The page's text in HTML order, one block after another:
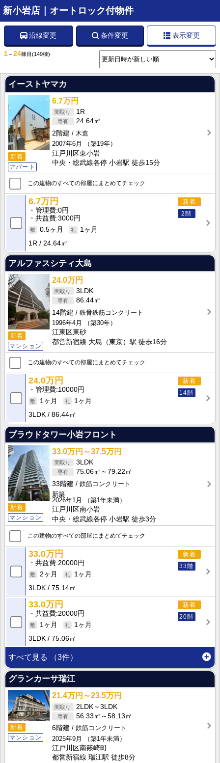
新小岩店｜オートロック付物件
沿線変更 条件変更 表示変更
1～24棟目 (149棟)
イーストヤマカ
新着
アパート
6.7万円
1R
24.64㎡
2階建
木造
2007年6月
（築19年）
江戸川区東小岩
中央・総武線各停 小岩駅 徒歩15分
この建物のすべての部屋にまとめてチェック
新着
2階
6.7万円
管理費 0円
共益費 3000円
0.5ヶ月
1ヶ月
1R
24.64㎡
アルファスシティ大島
新着
マンション
24.0万円
3LDK
86.44㎡
14階建
鉄骨鉄筋コンクリート
1996年4月
（築30年）
江東区東砂
都営新宿線 大島（東京）駅 徒歩16分
この建物のすべての部屋にまとめてチェック
新着
14階
24.0万円
管理費 10000円
1ヶ月
1ヶ月
3LDK
86.44㎡
プラウドタワー小岩フロント
新着
マンション
33.0万円～37.5万円
3LDK
75.06㎡～79.22㎡
33階建
鉄筋コンクリート
新築
2026年1月
（築1年未満）
江戸川区南小岩
中央・総武線各停 小岩駅 徒歩3分
この建物のすべての部屋にまとめてチェック
新着
33階
33.0万円
共益費 20000円
2ヶ月
1ヶ月
3LDK
75.14㎡
新着
20階
33.0万円
共益費 20000円
1ヶ月
1ヶ月
3LDK
75.06㎡
すべて見る （3件）
グランカーサ瑞江
新着
マンション
21.4万円～23.5万円
2LDK～3LDK
56.33㎡～58.13㎡
6階建
鉄筋コンクリート
2025年9月
（築1年未満）
江戸川区南篠崎町
都営新宿線 瑞江駅 徒歩8分